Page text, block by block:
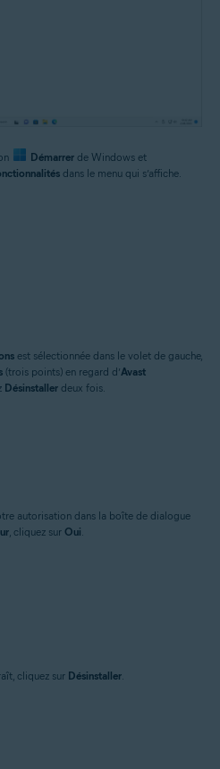
Démarrer de Windows et
dans le menu qui s’affiche.
est sélectionnée dans le volet de gauche,
(trois points) en regard d’Avast
Désinstaller deux fois.
autorisation dans la boîte de dialogue
, cliquez sur Oui
cliquez sur Désinstaller